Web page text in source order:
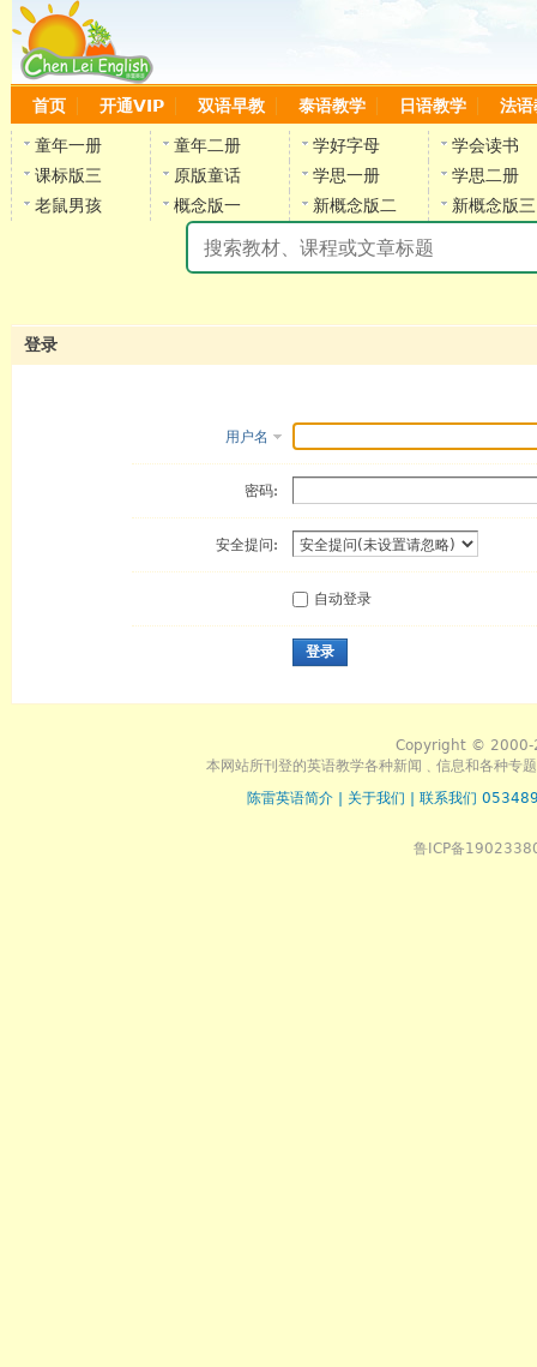
首页 开通VIP 双语早教 泰语教学 日语教学 法语
童年一册 童年二册 学好字母
学会读书
课标版三
原版童话 学思一册
学思二册
老鼠男孩
概念版一 新概念版二 新概念版三
登录
用户名
密码:
安全提问:
自动登录
登录
Copyright © 2000-
本网站所刊登的英语教学各种新闻﹑信息和各种专
陈雷英语简介
关于我们 联系我们
鲁ICP备